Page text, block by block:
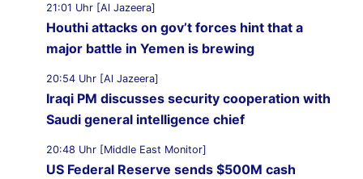
21:01 Uhr [Al Jazeera]
Houthi attacks on gov’t forces hint that a
major battle in Yemen is brewing
20:54 Uhr [Al Jazeera]
Iraqi PM discusses security cooperation with
Saudi general intelligence chief
20:48 Uhr [Middle East Monitor]
US Federal Reserve sends $500M cash